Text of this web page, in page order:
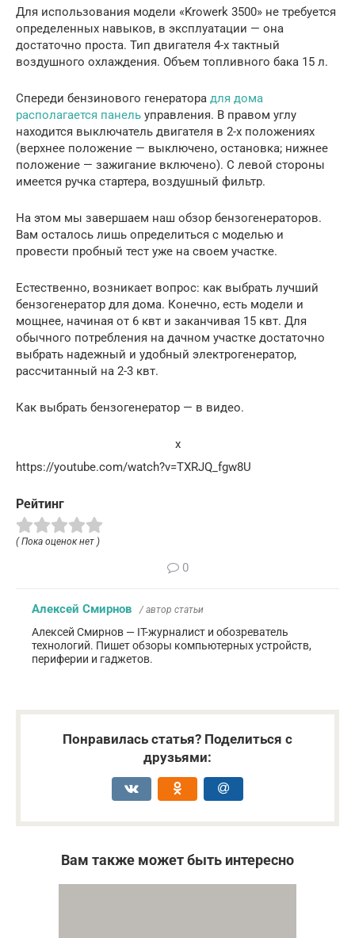
Для использования модели «Krowerk 3500» не требуется
определенных навыков, в эксплуатации — она
достаточно проста. Тип двигателя 4-х тактный
воздушного охлаждения. Объем топливного бака 15 л.
Спереди бензинового генератора для дома
располагается панель управления. В правом углу
находится выключатель двигателя в 2-х положениях
(верхнее положение — выключено, остановка; нижнее
положение — зажигание включено). С левой стороны
имеется ручка стартера, воздушный фильтр.
На этом мы завершаем наш обзор бензогенераторов.
Вам осталось лишь определиться с моделью и
провести пробный тест уже на своем участке.
Естественно, возникает вопрос: как выбрать лучший
бензогенератор для дома. Конечно, есть модели и
мощнее, начиная от 6 квт и заканчивая 15 квт. Для
обычного потребления на дачном участке достаточно
выбрать надежный и удобный электрогенератор,
рассчитанный на 2-3 квт.
Как выбрать бензогенератор — в видео.
x
https://youtube.com/watch?v=TXRJQ_fgw8U
Рейтинг
( Пока оценок нет )
0
Алексей Смирнов / автор статьи
Алексей Смирнов — IT-журналист и обозреватель
технологий. Пишет обзоры компьютерных устройств,
периферии и гаджетов.
Понравилась статья? Поделиться с
друзьями:
Вам также может быть интересно